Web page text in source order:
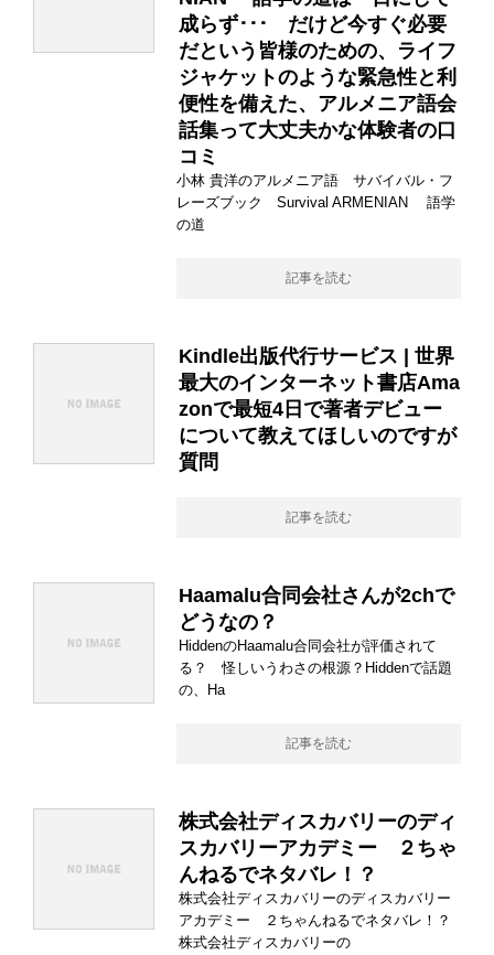
成らず･･･ だけど今すぐ必要
だという皆様のための、ライフ
ジャケットのような緊急性と利
便性を備えた、アルメニア語会
話集って大丈夫かな体験者の口
コミ
小林 貴洋のアルメニア語 サバイバル・フ
レーズブック Survival ARMENIAN 語学
の道
記事を読む
Kindle出版代行サービス | 世界
最大のインターネット書店Ama
zonで最短4日で著者デビュー
について教えてほしいのですが
質問
記事を読む
Haamalu合同会社さんが2chで
どうなの？
HiddenのHaamalu合同会社が評価されて
る？ 怪しいうわさの根源？Hiddenで話題
の、Ha
記事を読む
株式会社ディスカバリーのディ
スカバリーアカデミー ２ちゃ
んねるでネタバレ！？
株式会社ディスカバリーのディスカバリー
アカデミー ２ちゃんねるでネタバレ！？
株式会社ディスカバリーの